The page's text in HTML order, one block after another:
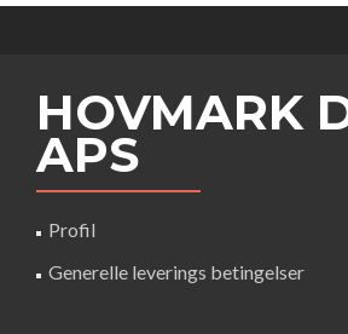
HOVMARK
APS
Profil
Generelle leverings betingelser